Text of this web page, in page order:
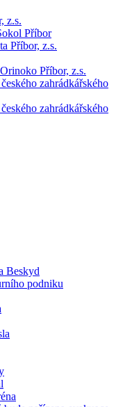
z.s.
Příbor
Příbor, z.s.
Příbor, z.s.
zahrádkářského
zahrádkářského
Beskyd
podniku